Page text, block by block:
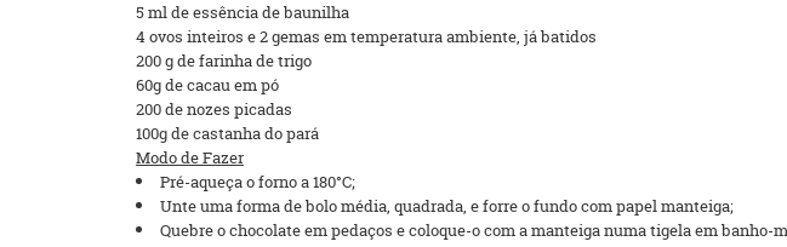
5 ml de essência de baunilha
4 ovos inteiros e 2 gemas em temperatura ambiente, já batidos
200 g de farinha de trigo
60g de cacau em pó
200 de nozes picadas
100g de castanha do pará
Modo de Fazer
Pré-aqueça o forno a 180°C;
Unte uma forma de bolo média, quadrada, e forre o fundo com papel manteiga;
Quebre o chocolate em pedaços e coloque-o com a manteiga numa tigela em banho-